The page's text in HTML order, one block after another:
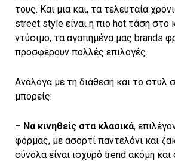
τους. Και μια και, τα τελευταία
street style είναι η πιο hot τάση στο
ντύσιμο, τα αγαπημένα μας brands
προσφέρουν πολλές επιλογές.
Ανάλογα με τη διάθεση και το στυλ
μπορείς:
– Να κινηθείς στα κλασικά,
φόρμας, με ασορτί παντελόνι και
σύνολα είναι ισχυρό trend ακόμη